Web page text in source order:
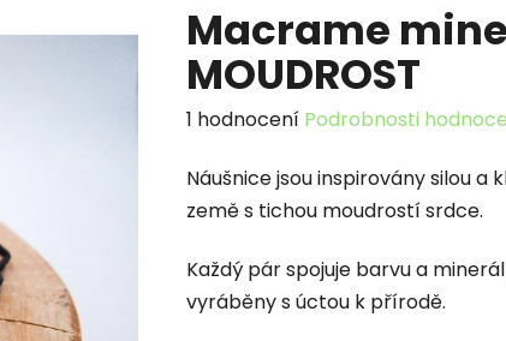
Macrame
MOUDROST
Průměrné
produktu
je
z
5
1 hodnocení Podrobnosti
Náušnice jsou inspirovány silou a
země s tichou moudrostí srdce.
Každý pár spojuje barvu a
vyráběny s úctou k přírodě.